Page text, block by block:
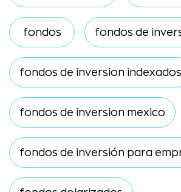
fondos fondos de
fondos de inversion indexados
fondos de inversion mexico
fondos de inversión para